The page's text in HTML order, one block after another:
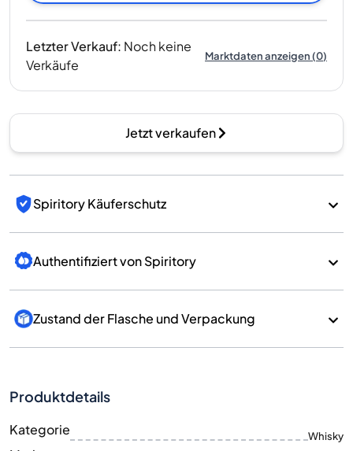
Letzter Verkauf: Noch keine
Verkäufe
Marktdaten anzeigen(0)
Jetzt verkaufen
Spiritory Käuferschutz
Authentifiziert von Spiritory
Zustand der Flasche und Verpackung
Produktdetails
Kategorie Whisky